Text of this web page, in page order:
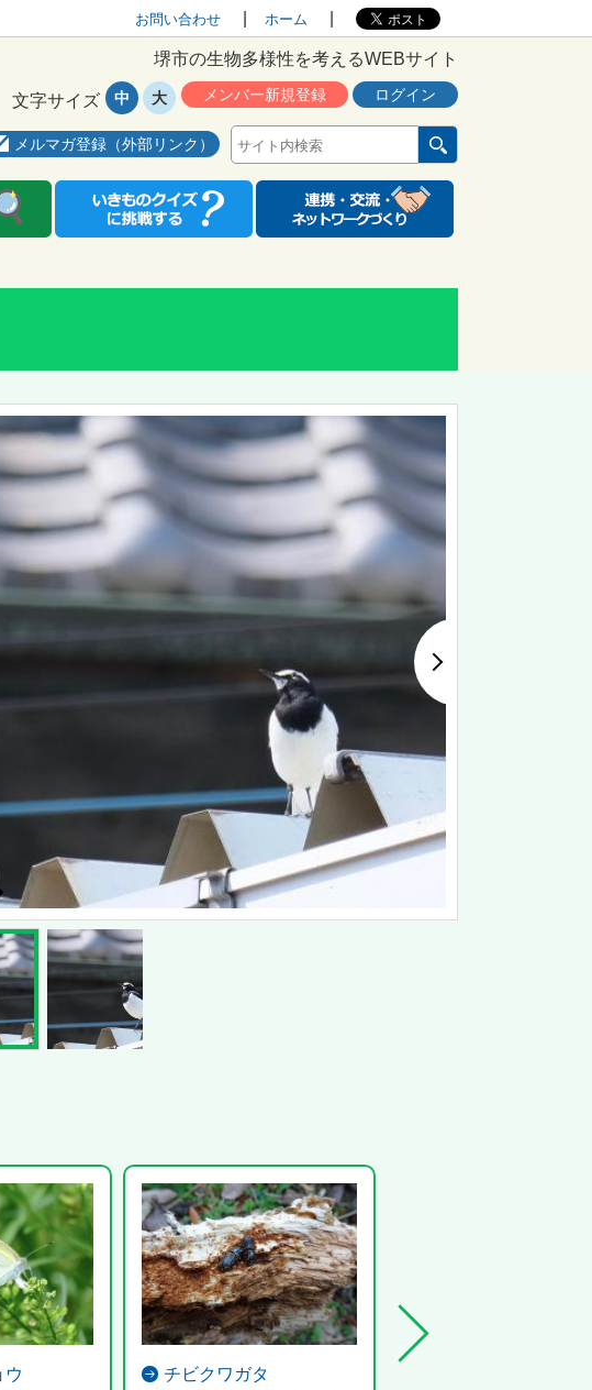
お問い合わせ ホーム
堺市の生物多様性を考えるWEBサイト
メルマガ登録（外部リンク）
メンバー新規登録 ログイン
文字サイズ 中 大
ウ チビクワガタ